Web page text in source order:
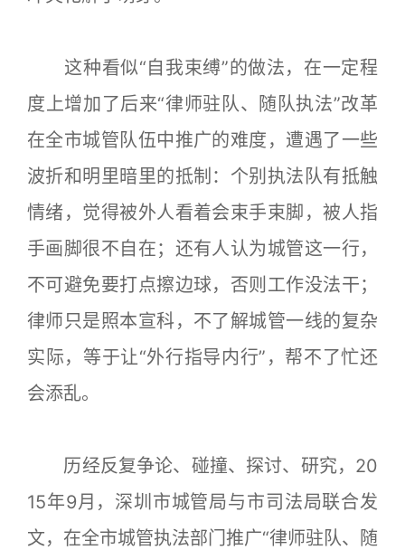
这种看似“自我束缚”的做法，在一定程
度上增加了后来“律师驻队、随队执法”改革
在全市城管队伍中推广的难度，遭遇了一些
波折和明里暗里的抵制：个别执法队有抵触
情绪，觉得被外人看着会束手束脚，被人指
手画脚很不自在；还有人认为城管这一行，
不可避免要打点擦边球，否则工作没法干；
律师只是照本宣科，不了解城管一线的复杂
实际，等于让“外行指导内行”，帮不了忙还
会添乱。
历经反复争论、碰撞、探讨、研究，20
15年9月，深圳市城管局与市司法局联合发
文，在全市城管执法部门推广“律师驻队、随